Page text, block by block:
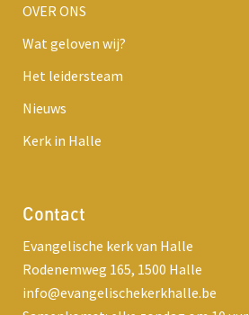
OVER ONS
Wat geloven wij?
Het leidersteam
Nieuws
Kerk in Halle
Contact
Evangelische kerk van Halle
Rodenemweg 165, 1500 Halle
info@evangelischekerkhalle.be